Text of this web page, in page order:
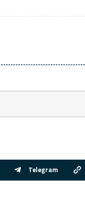
Telegram